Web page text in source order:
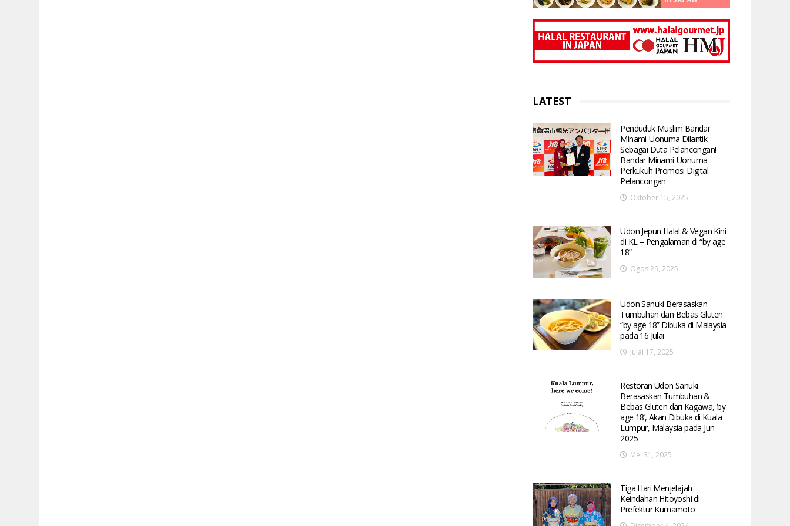
LATEST
Penduduk Muslim Bandar
Minami-Uonuma Dilantik
Sebagai Duta Pelancongan!
Bandar Minami-Uonuma
Perkukuh Promosi Digital
Pelancongan
Oktober 15, 2025
Udon Jepun Halal & Vegan Kini
di KL – Pengalaman di “by age
18”
Ogos 29, 2025
Udon Sanuki Berasaskan
Tumbuhan dan Bebas Gluten
“by age 18” Dibuka di Malaysia
pada 16 Julai
Julai 17, 2025
Restoran Udon Sanuki
Berasaskan Tumbuhan &
Bebas Gluten dari Kagawa, ‘by
age 18’, Akan Dibuka di Kuala
Lumpur, Malaysia pada Jun
2025
Mei 31, 2025
Tiga Hari Menjelajah
Keindahan Hitoyoshi di
Prefektur Kumamoto